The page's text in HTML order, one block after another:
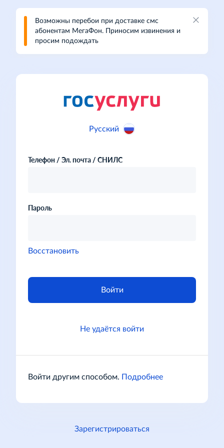
Возможны перебои при доставке смс
абонентам МегаФон. Приносим извинения и
просим подождать
Русский
Телефон / Эл. почта / СНИЛС
Пароль
Восстановить
Войти
Не удаётся войти
Войти другим способом. Подробнее
Зарегистрироваться